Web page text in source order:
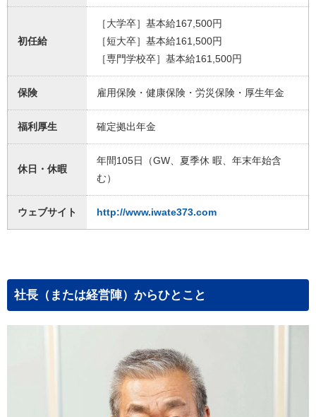
初任給
［大学卒］基本給167,500円
［短大卒］基本給161,500円
［専門学校卒］基本給161,500円
保険 雇用保険・健康保険・労災保険・厚生年金
福利厚生 確定拠出年金
休日・休暇
年間105日（GW、夏季休 暇、年末年始含
む）
ウェブサイト http://www.iwate373.com
社長（または経営陣）からひとこと